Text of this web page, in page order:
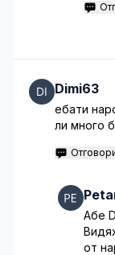
Dimi63
ебати
ли много
Абе
от